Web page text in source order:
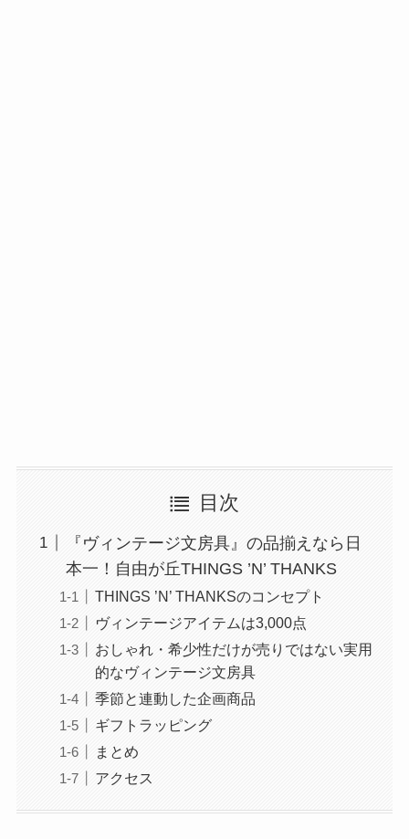
目次
『ヴィンテージ文房具』の品揃えなら日
本一！自由が丘THINGS ’N’ THANKS
THINGS ’N’ THANKSのコンセプト
ヴィンテージアイテムは3,000点
おしゃれ・希少性だけが売りではない実用
的なヴィンテージ文房具
季節と連動した企画商品
ギフトラッピング
まとめ
アクセス